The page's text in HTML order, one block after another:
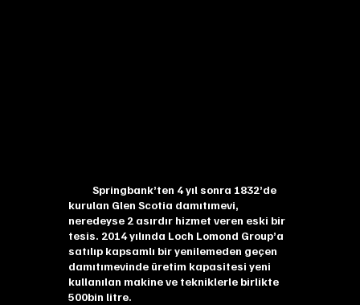
Springbank’ten 4 yıl sonra 1832’de
kurulan Glen Scotia damıtımevi,
neredeyse 2 asırdır hizmet veren eski bir
tesis. 2014 yılında Loch Lomond Group’a
satılıp kapsamlı bir yenilemeden geçen
damıtımevinde üretim kapasitesi yeni
kullanılan makine ve tekniklerle birlikte
500bin litre.